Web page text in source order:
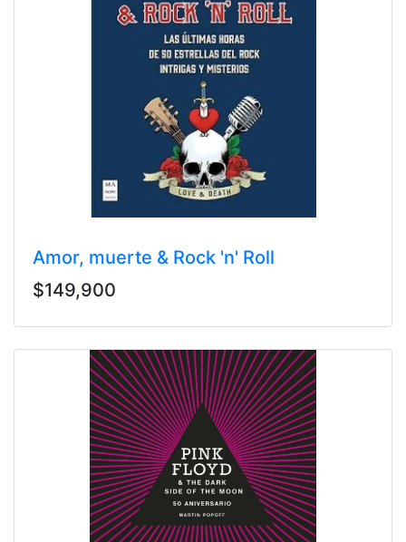
Amor, muerte & Rock 'n' Roll
$149,900